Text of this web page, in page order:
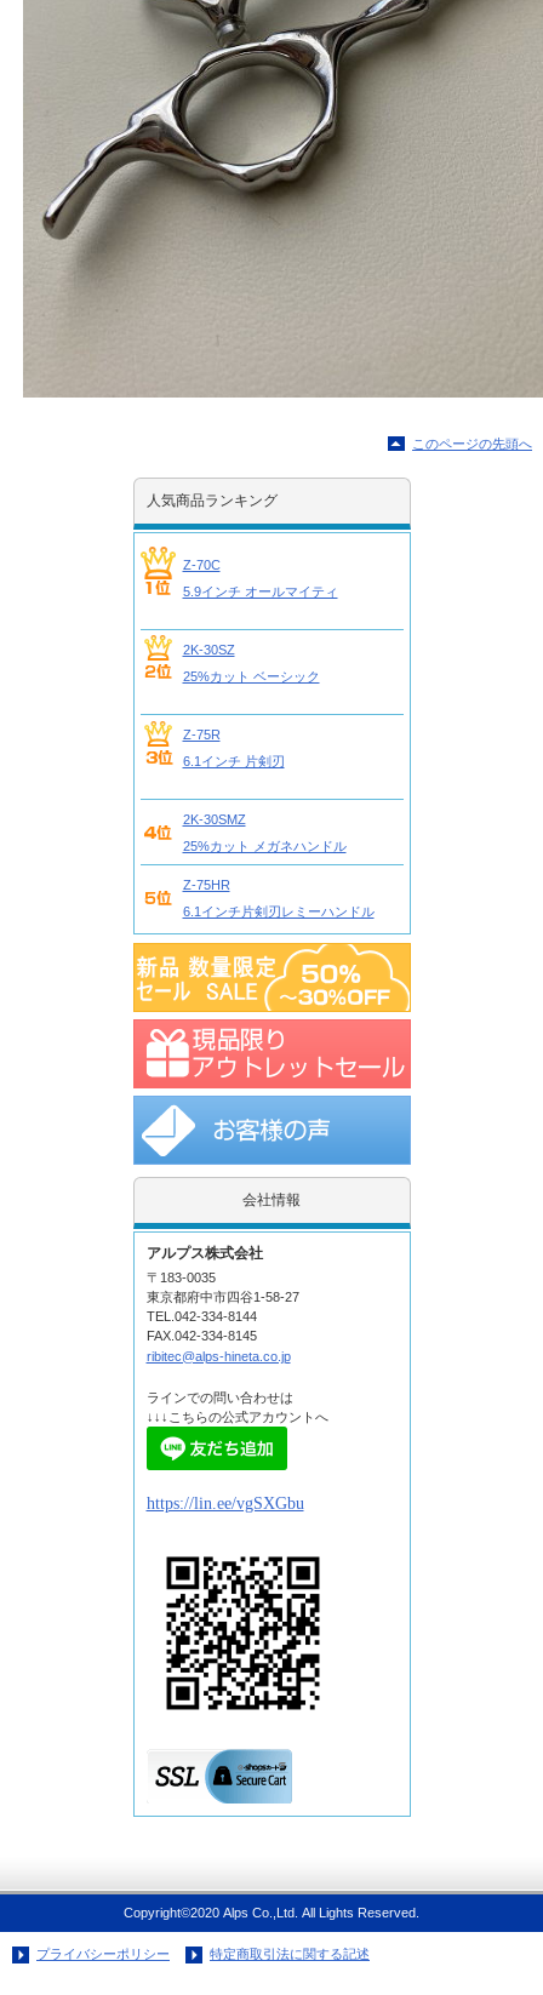
このページの先頭へ
人気商品ランキング
Z-70C
5.9インチ オールマイティ
2K-30SZ
25%カット ベーシック
Z-75R
6.1インチ 片剣刃
2K-30SMZ
25%カット メガネハンドル
Z-75HR
6.1インチ片剣刃レミーハンドル
会社情報
アルプス株式会社
〒183-0035
東京都府中市四谷1-58-27
TEL.042-334-8144
FAX.042-334-8145
ribitec@alps-hineta.co.jp
ラインでの問い合わせは
↓↓↓こちらの公式アカウントへ
https://lin.ee/vgSXGbu
Copyright©2020 Alps Co.,Ltd. All Lights Reserved.
プライバシーポリシー 特定商取引法に関する記述